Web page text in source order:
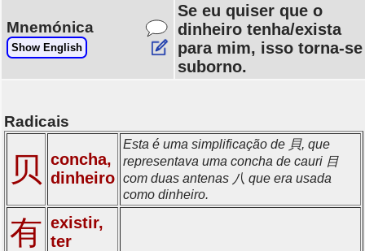
Mnemónica
Show English
Se eu quiser que o
dinheiro tenha/exista
para mim, isso torna-se
suborno.
Radicais
贝
concha,
dinheiro
Esta é uma simplificação de 貝, que
representava uma concha de cauri 目
com duas antenas 八 que era usada
como dinheiro.
有 existir,
ter